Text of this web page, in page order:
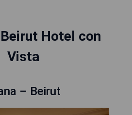
Hotel con
Vista
– Beirut